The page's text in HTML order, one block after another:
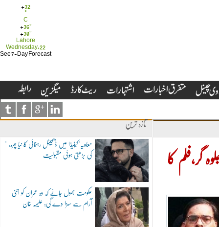
+32
°
C
+36°
+30°
Lahore
Wednesday, 22
See 7-Day Forecast
تازہ ترین
"معاویہ"کینیڈا میں ڈیجیٹل رہنمائی کا نیا چہرہ:
کی بڑھتی ہوئی مقبولیت
حکومت بھول جائے کہ وہ عمران کو اتنی
آرام سے سزا دے گی: علیمہ خان